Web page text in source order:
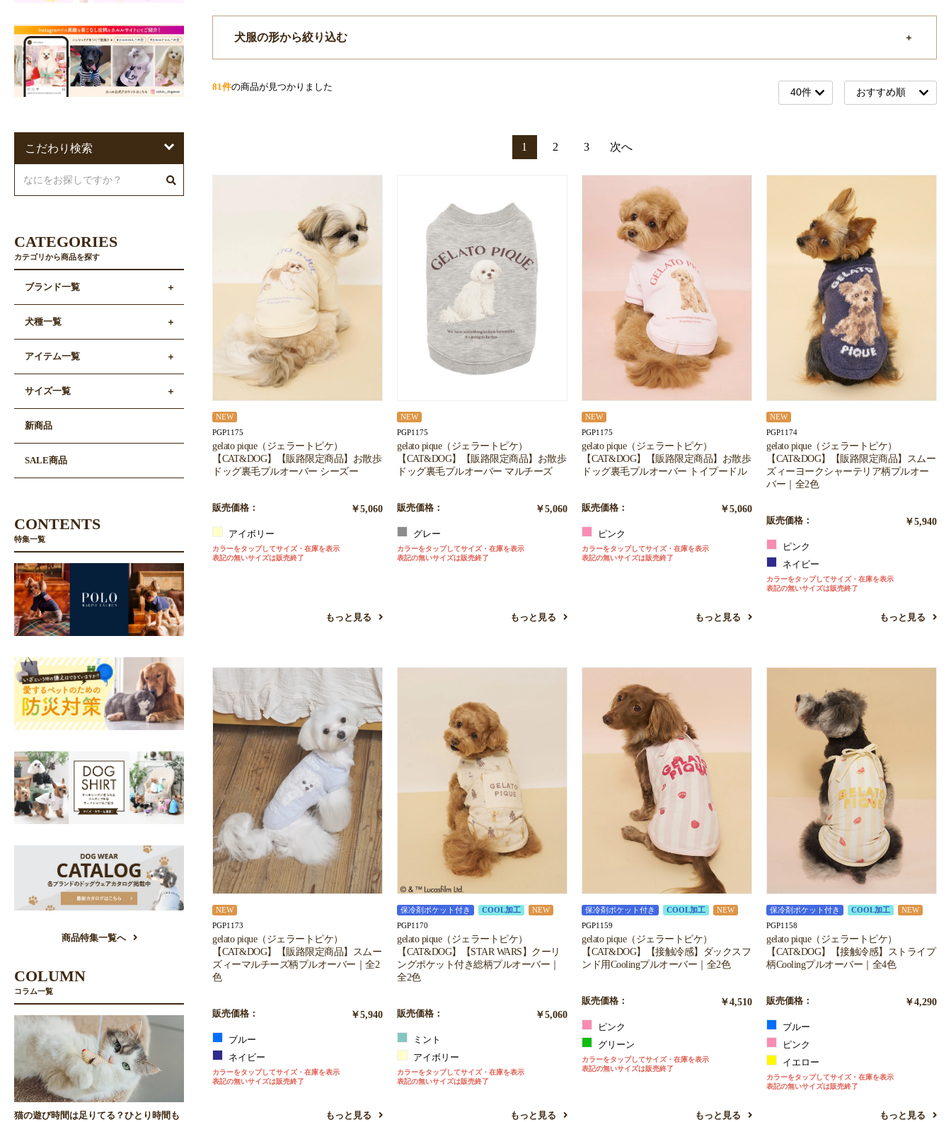
犬服の形から絞り込む
81件の商品が見つかりました
1 2 3 次へ
NEW
PGP1175
gelato pique（ジェラートピケ）
【CAT&DOG】【販路限定商品】お散歩
ドッグ裏毛プルオーバー シーズー
販売価格： ￥5,060
アイボリー
カラーをタップしてサイズ・在庫を表示
表記の無いサイズは販売終了
もっと見る
NEW
PGP1175
gelato pique（ジェラートピケ）
【CAT&DOG】【販路限定商品】お散歩
ドッグ裏毛プルオーバー マルチーズ
販売価格： ￥5,060
グレー
カラーをタップしてサイズ・在庫を表示
表記の無いサイズは販売終了
もっと見る
NEW
PGP1175
gelato pique（ジェラートピケ）
【CAT&DOG】【販路限定商品】お散歩
ドッグ裏毛プルオーバー トイプードル
販売価格： ￥5,060
ピンク
カラーをタップしてサイズ・在庫を表示
表記の無いサイズは販売終了
もっと見る
NEW
PGP1174
gelato pique（ジェラートピケ）
【CAT&DOG】【販路限定商品】スムー
ズィーヨークシャーテリア柄プルオー
バー｜全2色
販売価格： ￥5,940
ピンク
ネイビー
カラーをタップしてサイズ・在庫を表示
表記の無いサイズは販売終了
もっと見る
NEW
PGP1173
gelato pique（ジェラートピケ）
【CAT&DOG】【販路限定商品】スムー
ズィーマルチーズ柄プルオーバー｜全2
色
販売価格： ￥5,940
ブルー
ネイビー
カラーをタップしてサイズ・在庫を表示
表記の無いサイズは販売終了
もっと見る
保冷剤ポケット付き COOL加工 NEW
PGP1170
gelato pique（ジェラートピケ）
【CAT&DOG】【STAR WARS】クーリ
ングポケット付き総柄プルオーバー｜
全2色
販売価格： ￥5,060
ミント
アイボリー
カラーをタップしてサイズ・在庫を表示
表記の無いサイズは販売終了
もっと見る
保冷剤ポケット付き COOL加工 NEW
PGP1159
gelato pique（ジェラートピケ）
【CAT&DOG】【接触冷感】ダックスフ
ンド用Coolingプルオーバー｜全2色
販売価格： ￥4,510
ピンク
グリーン
カラーをタップしてサイズ・在庫を表示
表記の無いサイズは販売終了
もっと見る
保冷剤ポケット付き COOL加工 NEW
PGP1158
gelato pique（ジェラートピケ）
【CAT&DOG】【接触冷感】ストライプ
柄Coolingプルオーバー｜全4色
販売価格： ￥4,290
ブルー
ピンク
イエロー
カラーをタップしてサイズ・在庫を表示
表記の無いサイズは販売終了
もっと見る
お買い物を続ける カートへ進む
こだわり検索
CATEGORIES
カテゴリから商品を探す
ブランド一覧
犬種一覧
アイテム一覧
サイズ一覧
新商品
SALE商品
CONTENTS
特集一覧
商品特集一覧へ
COLUMN
コラム一覧
猫の遊び時間は足りてる？ひとり時間も